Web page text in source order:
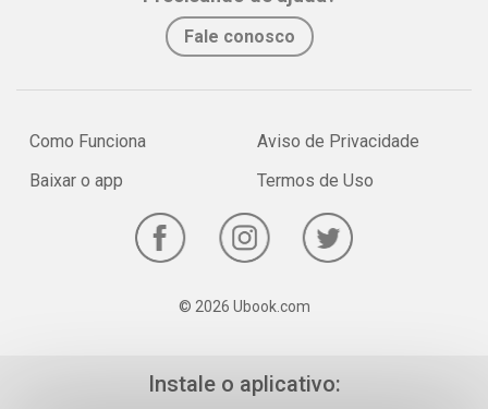
Fale conosco
Como Funciona
Baixar o app
Aviso de Privacidade
Termos de Uso
© 2026 Ubook.com
Instale o aplicativo: